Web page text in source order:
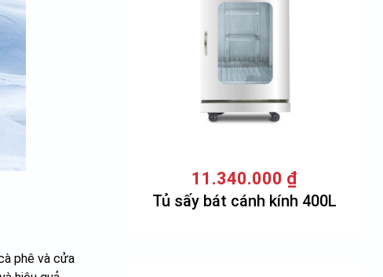
phê và cửa
Tủ sấy bát cánh kính 400L
11.340.000 ₫